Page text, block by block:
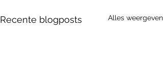
Recente blogposts Alles weergeven